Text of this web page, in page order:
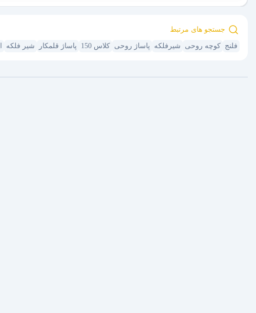
جستجو های مرتبط
فلنج کوچه روحی شیرفلکه پاساژ روحی کلاس 150 پاساژ قلمکار شیر فلکه